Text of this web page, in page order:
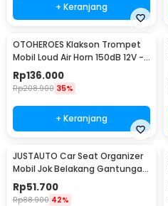
+ Keranjang
OTOHEROES Klakson Trompet
Mobil Loud Air Horn 150dB 12V -
JD4001
Rp136.000
Rp208.900 35%
+ Keranjang
JUSTAUTO Car Seat Organizer
Mobil Jok Belakang Gantungan
Barang Tisu - Z-354
Rp51.700
Rp88.900 42%